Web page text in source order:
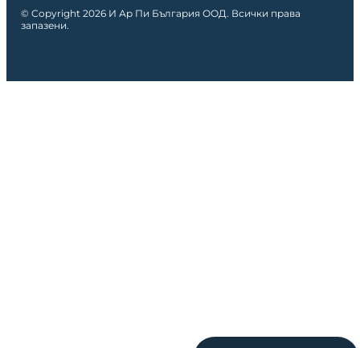
© Copyright 2026 И Ар Пи България ООД. Всички права
запазени.